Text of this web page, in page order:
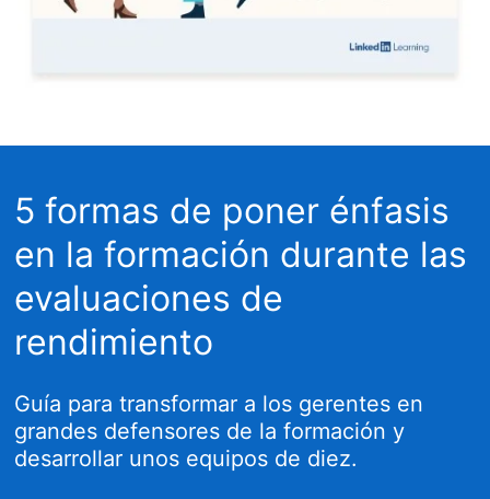
5 formas de poner énfasis
en la formación durante las
evaluaciones de
rendimiento
Guía para transformar a los gerentes en
grandes defensores de la formación y
desarrollar unos equipos de diez.